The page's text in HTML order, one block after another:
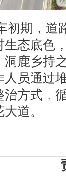
初期，道
态底色
鹿乡持
员通过
方式，
道。